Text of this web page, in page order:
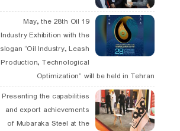
19 May, the 28th Oil
Industry Exhibition with the
slogan “Oil Industry, Leash
Production, Technological
Optimization” will be held in Tehran
Presenting the capabilities
and export achievements
of Mubaraka Steel at the